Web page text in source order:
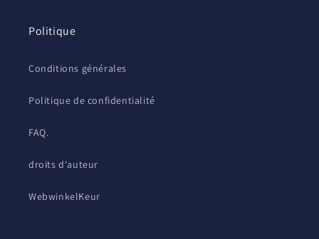
Politique
Conditions générales
Politique de confidentialité
FAQ.
droits d'auteur
WebwinkelKeur